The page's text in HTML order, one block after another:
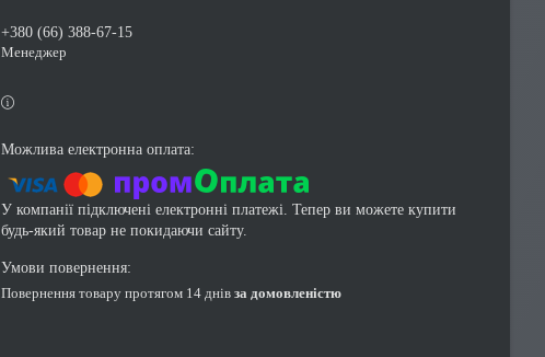
+380 (66) 388-67-15
Менеджер
У компанії підключені електронні платежі. Тепер ви можете купити
будь-який товар не покидаючи сайту.
повернення товару протягом 14 днів за домовленістю